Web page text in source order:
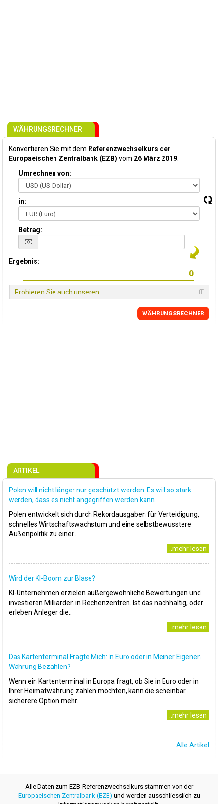
WÄHRUNGSRECHNER
Konvertieren Sie mit dem Referenzwechselkurs der
Europaeischen Zentralbank (EZB) vom 26 März 2019:
Umrechnen von:
in:
Betrag:
Ergebnis:
Probieren Sie auch unseren
WÄHRUNGSRECHNER
ARTIKEL
Polen will nicht länger nur geschützt werden. Es will so stark
werden, dass es nicht angegriffen werden kann
Polen entwickelt sich durch Rekordausgaben für Verteidigung,
schnelles Wirtschaftswachstum und eine selbstbewusstere
Außenpolitik zu einer..
..mehr lesen
Wird der KI-Boom zur Blase?
KI-Unternehmen erzielen außergewöhnliche Bewertungen und
investieren Milliarden in Rechenzentren. Ist das nachhaltig, oder
erleben Anleger die..
..mehr lesen
Das Kartenterminal Fragte Mich: In Euro oder in Meiner Eigenen
Währung Bezahlen?
Wenn ein Kartenterminal in Europa fragt, ob Sie in Euro oder in
Ihrer Heimatwährung zahlen möchten, kann die scheinbar
sicherere Option mehr..
..mehr lesen
Alle Artikel
Alle Daten zum EZB-Referenzwechselkurs stammen von der
Europaeischen Zentralbank (EZB) und werden ausschliesslich zu